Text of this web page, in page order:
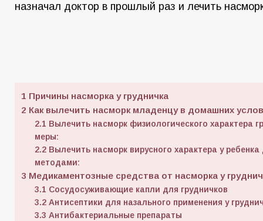
назначал доктор в прошлый раз и лечить
1 Причины насморка у грудничка
2 Как вылечить насморк младенцу в домашних
2.1 Вылечить насморк физиологического характера
меры:
2.2 Вылечить насморк вирусного характера у
методами:
3 Медикаментозные средства от насморка у
3.1 Сосудосуживающие капли для грудничков
3.2 Антисептики для назального применения у
3.3 Антибактериальные препараты